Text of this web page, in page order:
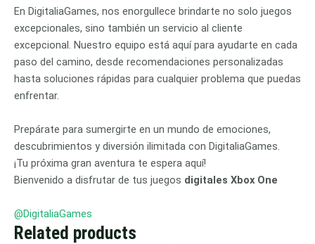
En DigitaliaGames, nos enorgullece brindarte no solo juegos
excepcionales, sino también un servicio al cliente
excepcional. Nuestro equipo está aquí para ayudarte en cada
paso del camino, desde recomendaciones personalizadas
hasta soluciones rápidas para cualquier problema que puedas
enfrentar.
Prepárate para sumergirte en un mundo de emociones,
descubrimientos y diversión ilimitada con DigitaliaGames.
¡Tu próxima gran aventura te espera aquí!
Bienvenido a disfrutar de tus juegos digitales Xbox One
@DigitaliaGames
Related products